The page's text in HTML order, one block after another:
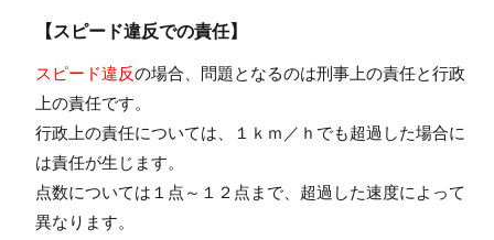
【スピード違反での責任】
スピード違反の場合、問題となるのは刑事上の責任と行政
上の責任です。
行政上の責任については、１ｋｍ／ｈでも超過した場合に
は責任が生じます。
点数については１点～１２点まで、超過した速度によって
異なります。